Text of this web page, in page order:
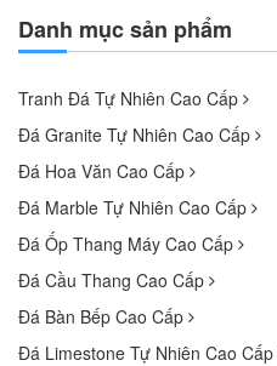
Danh mục sản phẩm
Tranh Đá Tự Nhiên Cao Cấp
Đá Granite Tự Nhiên Cao Cấp
Đá Hoa Văn Cao Cấp
Đá Marble Tự Nhiên Cao Cấp
Đá Ốp Thang Máy Cao Cấp
Đá Cầu Thang Cao Cấp
Đá Bàn Bếp Cao Cấp
Đá Limestone Tự Nhiên Cao Cấp
showroom bếp và các không gian
nội thất yêu cầu tính thẩm mỹ
khách hàng tham khảo màu sắc,
vân đá và phong cách...